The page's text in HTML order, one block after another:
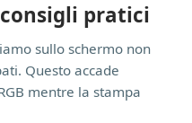
pratici
sullo schermo non
Questo accade
mentre la stampa